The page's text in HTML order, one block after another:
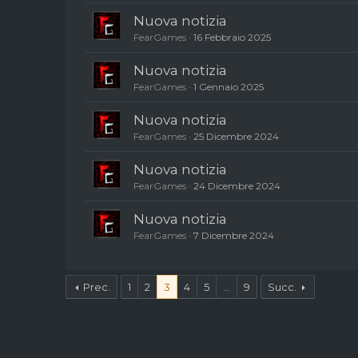
Nuova notizia
FearGames 16 Febbraio 2025
Nuova notizia
FearGames 1 Gennaio 2025
Nuova notizia
FearGames 25 Dicembre 2024
Nuova notizia
FearGames 24 Dicembre 2024
Nuova notizia
FearGames 7 Dicembre 2024
Prec. 1 2 3 4 5 9 Succ.